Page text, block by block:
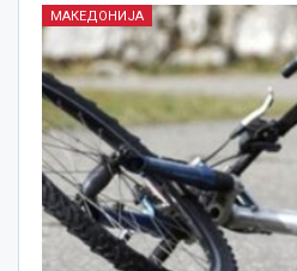
МАКЕДОНИЈА